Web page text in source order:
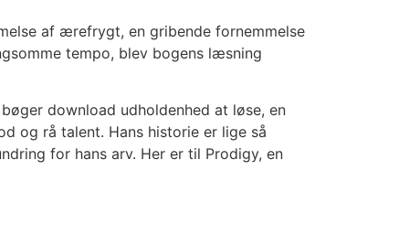
af ærefrygt, en gribende fornemmelse
tempo, blev bogens læsning
download udholdenhed at løse, en
og rå talent. Hans historie er lige så
for hans arv. Her er til Prodigy, en